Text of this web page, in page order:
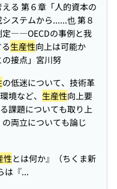
える 第６章「人的資本の
ステムから......也 第８
定――OECDの事例と我
生産性向上は可能か
接点」宮川努
の低迷について、技術革
境など、 生産性向上要
課題についても取り上
両立についても論じ
性とは何か』（ちくま新
は『...